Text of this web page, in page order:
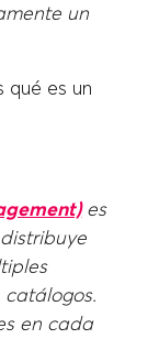
un
qué es un
es
en cada